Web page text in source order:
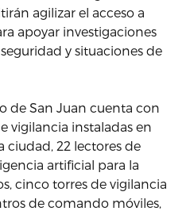
agilizar el acceso a
apoyar investigaciones
y situaciones de
de San Juan cuenta con
vigilancia instaladas en
ciudad, 22 lectores de
artificial para la
cinco torres de vigilancia
de comando móviles,